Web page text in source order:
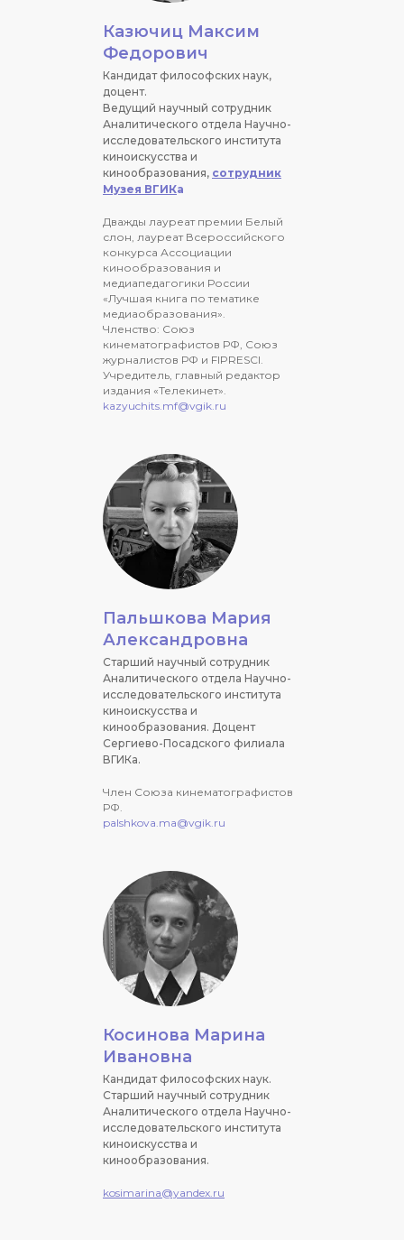
Казючиц Максим
Федорович
Кандидат философских наук,
доцент.
Ведущий научный сотрудник
Аналитического отдела Научно-
исследовательского института
киноискусства и
кинообразования, сотрудник
Музея ВГИКа
Дважды лауреат премии Белый
слон, лауреат Всероссийского
конкурса Ассоциации
кинообразования и
медиапедагогики России
«Лучшая книга по тематике
медиаобразования».
Членство: Союз
кинематографистов РФ, Союз
журналистов РФ и FIPRESCI.
Учредитель, главный редактор
издания «Телекинет».
kazyuchits.mf@vgik.ru
Пальшкова Мария
Александровна
Старший научный сотрудник
Аналитического отдела Научно-
исследовательского института
киноискусства и
кинообразования. Доцент
Сергиево-Посадского филиала
ВГИКа.
Член Союза кинематографистов
РФ.
palshkova.ma@vgik.ru
Косинова Марина
Ивановна
Кандидат философских наук.
Старший научный сотрудник
Аналитического отдела Научно-
исследовательского института
киноискусства и
кинообразования.
kosimarina@yandex.ru